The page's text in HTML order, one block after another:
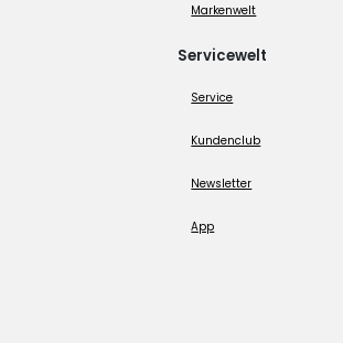
Markenwelt
Servicewelt
Service
Kundenclub
Newsletter
App